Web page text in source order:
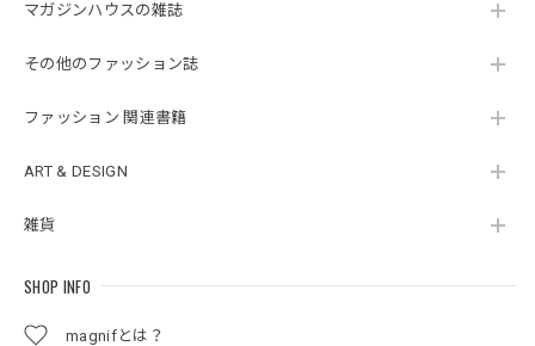
マガジンハウスの雑誌
その他のファッション誌
ファッション 関連書籍
ART & DESIGN
雑貨
SHOP INFO
magnifとは？